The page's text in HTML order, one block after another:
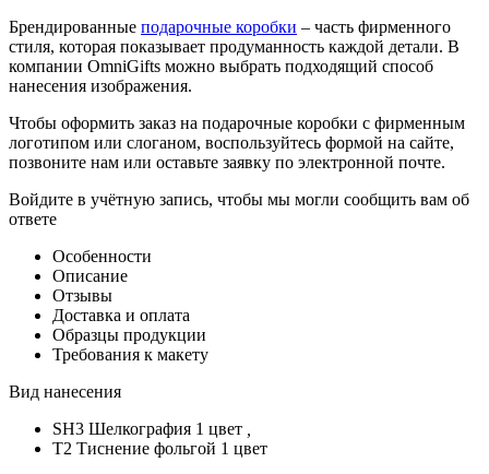
Брендированные подарочные коробки – часть фирменного
стиля, которая показывает продуманность каждой детали. В
компании OmniGifts можно выбрать подходящий способ
нанесения изображения.
Чтобы оформить заказ на подарочные коробки с фирменным
логотипом или слоганом, воспользуйтесь формой на сайте,
позвоните нам или оставьте заявку по электронной почте.
Войдите в учётную запись, чтобы мы могли сообщить вам об
ответе
Особенности
Описание
Отзывы
Доставка и оплата
Образцы продукции
Требования к макету
Вид нанесения
SH3 Шелкография 1 цвет
T2 Тиснение фольгой 1 цвет